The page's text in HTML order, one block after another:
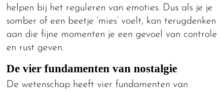
helpen bij het reguleren van emoties. Dus als je je
somber of een beetje ‘mies’ voelt, kan terugdenken
aan die fijne momenten je een gevoel van controle
en rust geven.
De vier fundamenten van nostalgie
De wetenschap heeft vier fundamenten van